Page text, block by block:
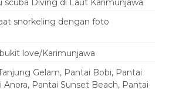
scuba Diving di Laut Karimunjawa
snorkeling dengan foto
love/Karimunjawa
Gelam, Pantai Bobi, Pantai
Anora, Pantai Sunset Beach, Pantai